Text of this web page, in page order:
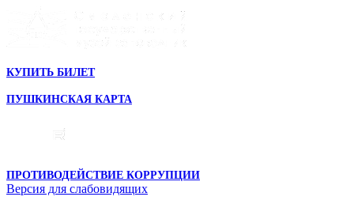
КУПИТЬ БИЛЕТ
ПУШКИНСКАЯ КАРТА
ПРОТИВОДЕЙСТВИЕ КОРРУПЦИИ
Версия для слабовидящих